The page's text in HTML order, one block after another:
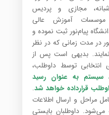
مجازی و پردیس
موسسات آموزش عالی
پیام‌نور ثبت نموده و
در مدت زمانی که در نظر
بدیهی است پس از
انتخابی توسط داوطلب،
توسط سیستم به عنوان رسید
قرارداده خواهد شد.
مراحل و ارسال اطلاعات
داوطلبان بایستی